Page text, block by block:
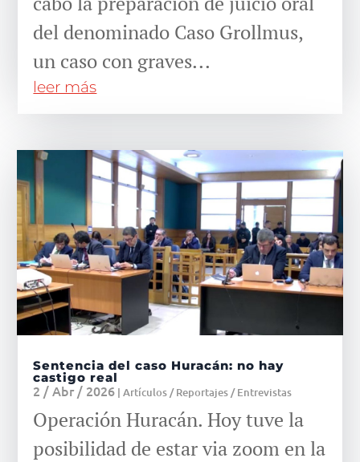
del denominado Caso Grollmus,
un caso con graves...
leer más
Sentencia del caso Huracán: no hay
castigo real
2 / Abr / 2026 |Artículos / Reportajes / Entrevistas
Operación Huracán. Hoy tuve la
posibilidad de estar via zoom en la